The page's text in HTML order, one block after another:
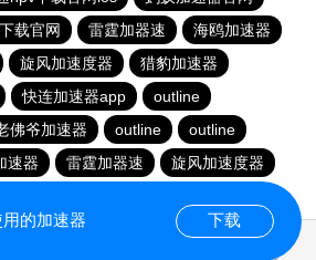
载官网
雷霆加器速
海鸥加速器
旋风加速度器
猎豹加速器
快连加速器app
outline
佛爷加速器 outline
outline
速器 雷霆加器速
旋风加速度器
的加速器 下载